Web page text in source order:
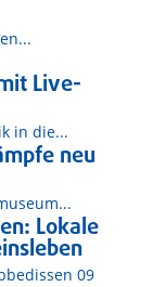
Live-
in die...
neu
Lokale
09